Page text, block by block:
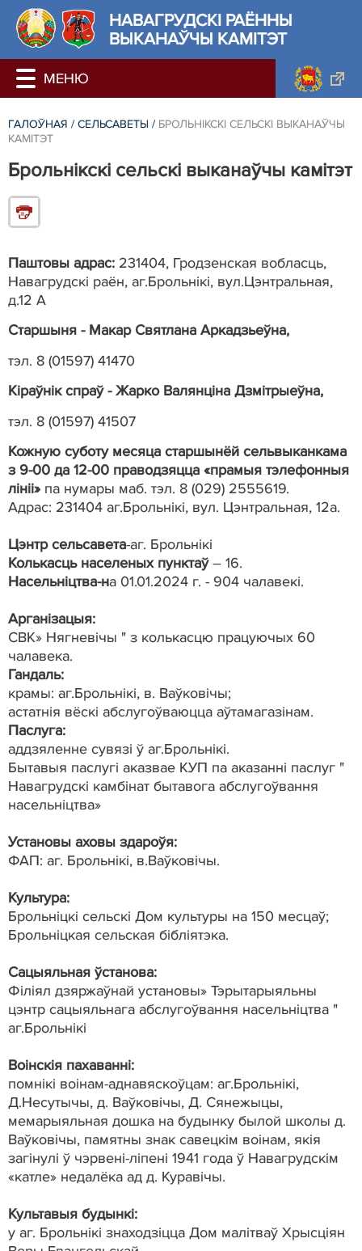
НАВАГРУДСКІ РАЁННЫ
ВЫКАНАЎЧЫ КАМІТЭТ
ГАЛОЎНАЯ / СЕЛЬСАВЕТЫ / БРОЛЬНІКСКІ СЕЛЬСКІ ВЫКАНАЎЧЫ
КАМІТЭТ
Брольнікскі сельскі выканаўчы камітэт
Паштовы адрас: 231404, Гродзенская вобласць,
Навагрудскі раён, аг.Брольнікі, вул.Цэнтральная,
д.12 А
Старшыня - Макар Святлана Аркадзьеўна,
тэл. 8 (01597) 41470
Кіраўнік спраў - Жарко Валянціна Дзмітрыеўна,
тэл. 8 (01597) 41507
Кожную суботу месяца старшынёй сельвыканкама
з 9-00 да 12-00 праводзяцца «прамыя тэлефонныя
лініі»па нумары маб. тэл. 8 (029) 2555619.
Адрас: 231404 аг.Брольнікі, вул. Цэнтральная, 12а.
Цэнтр сельсавета-аг. Брольнікі
Колькасць населеных пунктаў– 16.
Насельніцтва-на 01.01.2024 г. - 904 чалавекі.
Арганізацыя:
СВК» Нягневічы " з колькасцю працуючых 60
чалавека.
Гандаль:
крамы: аг.Брольнікі, в. Ваўковічы;
астатнія вёскі абслугоўваюцца аўтамагазінам.
Паслуга:
аддзяленне сувязі ў аг.Брольнікі.
Бытавыя паслугі аказвае КУП па аказанні паслуг "
Навагрудскі камбінат бытавога абслугоўвання
насельніцтва»
Установы аховы здароўя:
ФАП: аг. Брольнікі, в.Ваўковічы.
Культура:
Брольніцкі сельскі Дом культуры на 150 месцаў;
Брольніцкая сельская бібліятэка.
Сацыяльная ўстанова:
Філіял дзяржаўнай установы» Тэрытарыяльны
цэнтр сацыяльнага абслугоўвання насельніцтва "
аг.Брольнікі
Воінскія пахаванні:
помнікі воінам-аднавяскоўцам: аг.Брольнікі,
Д.Несутычы, д. Ваўковічы, Д. Сянежыцы,
мемарыяльная дошка на будынку былой школы д.
Ваўковічы, памятны знак савецкім воінам, якія
загінулі ў чэрвені-ліпені 1941 года ў Навагрудскім
«катле» недалёка ад д. Куравічы.
Культавыя будынкі:
у аг. Брольнікі знаходзіцца Дом малітваў Хрысціян